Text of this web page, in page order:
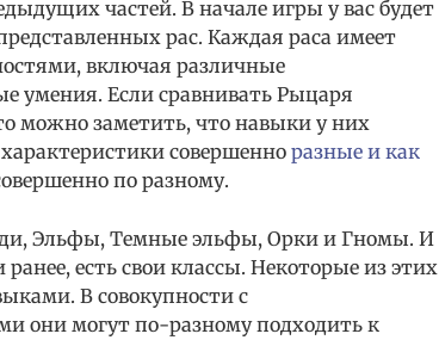
частей. В начале игры у вас будет
рас. Каждая раса имеет
включая различные
умения. Если сравнивать Рыцаря
можно заметить, что навыки у них
совершенно разные и как
по разному.
Эльфы, Темные эльфы, Орки и Гномы. И
есть свои классы. Некоторые из этих
В совокупности с
они могут по-разному подходить к